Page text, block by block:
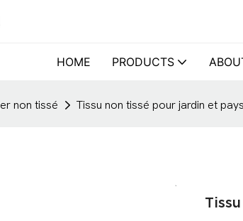
HOME PRODUCTS
non tissé Tissu non tissé pour jardin et